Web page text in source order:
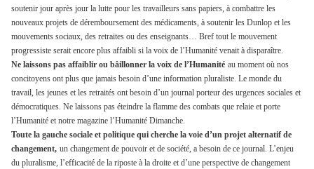
soutenir jour après jour la lutte pour les travailleurs sans papiers, à combattre les
nouveaux projets de déremboursement des médicaments, à soutenir les Dunlop et les
mouvements sociaux, des retraites ou des enseignants… Bref tout le mouvement
progressiste serait encore plus affaibli si la voix de l’Humanité venait à disparaître.
Ne laissons pas affaiblir ou bâillonner la voix de l’Humanité au moment où nos
concitoyens ont plus que jamais besoin d’une information pluraliste. Le monde du
travail, les jeunes et les retraités ont besoin d’un journal porteur des urgences sociales et
démocratiques. Ne laissons pas éteindre la flamme des combats que relaie et porte
l’Humanité et notre magazine l’Humanité Dimanche.
Toute la gauche sociale et politique qui cherche la voie d’un projet alternatif de
changement, un changement de pouvoir et de société, a besoin de ce journal. L’enjeu
du pluralisme, l’efficacité de la riposte à la droite et d’une perspective de changement